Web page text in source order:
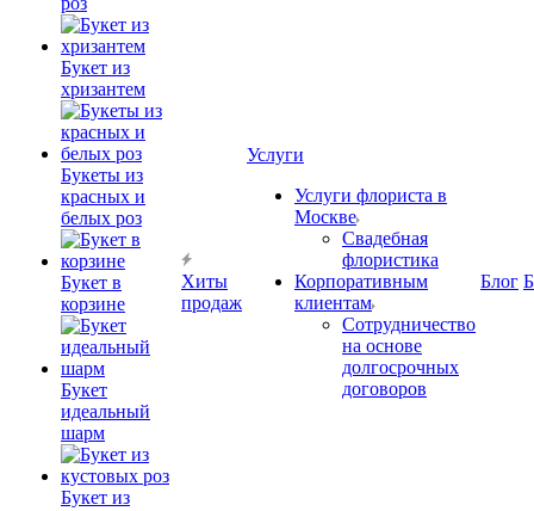
Букет из
хризантем
Букеты из
красных и
белых роз
Букет в
корзине
Букет
идеальный
шарм
Букет из
Хиты
продаж
Услуги
Услуги флориста в
Москве
Свадебная
флористика
Корпоративным
клиентам
Сотрудничество
на основе
долгосрочных
договоров
Блог